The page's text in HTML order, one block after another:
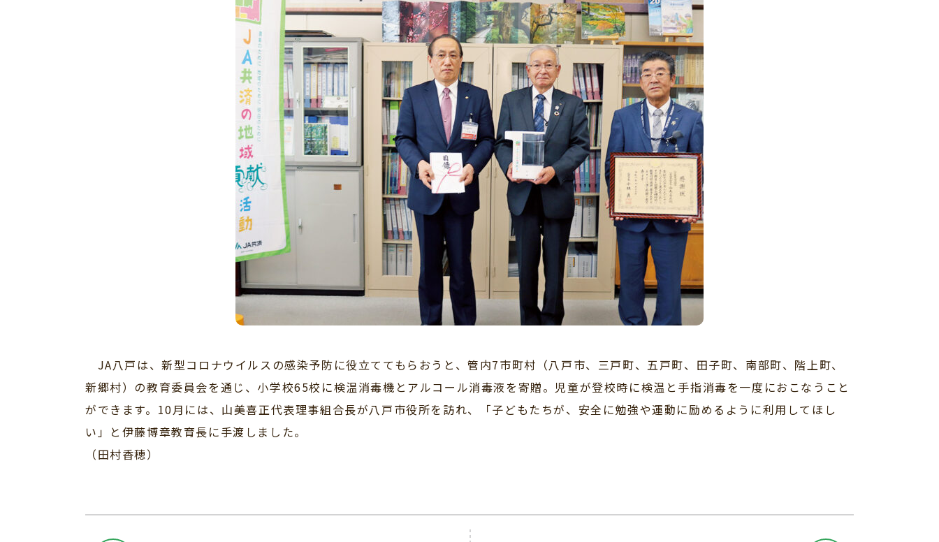
JA八戸は、新型コロナウイルスの感染予防に役立ててもらおうと、管内7市町村（八戸市、三戸町、五戸町、田子町、南部町、階上町、
新郷村）の教育委員会を通じ、小学校65校に検温消毒機とアルコール消毒液を寄贈。児童が登校時に検温と手指消毒を一度におこなうこと
ができます。10月には、山美喜正代表理事組合長が八戸市役所を訪れ、「子どもたちが、安全に勉強や運動に励めるように利用してほし
い」と伊藤博章教育長に手渡しました。
（田村香穂）